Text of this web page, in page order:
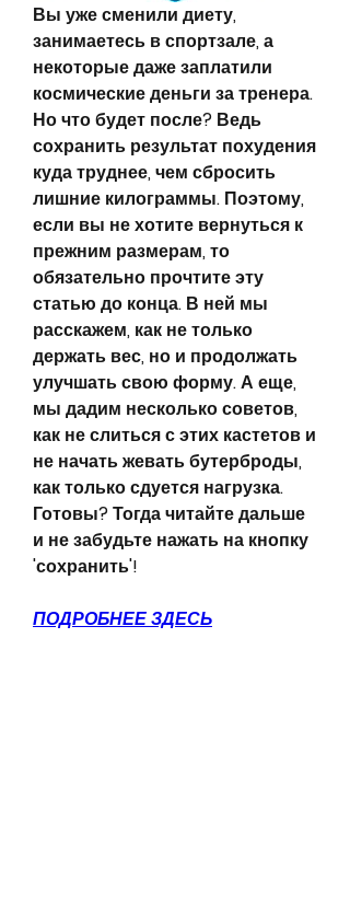
Вы уже сменили диету,
занимаетесь в спортзале, а
некоторые даже заплатили
космические деньги за тренера.
Но что будет после? Ведь
сохранить результат похудения
куда труднее, чем сбросить
лишние килограммы. Поэтому,
если вы не хотите вернуться к
прежним размерам, то
обязательно прочтите эту
статью до конца. В ней мы
расскажем, как не только
держать вес, но и продолжать
улучшать свою форму. А еще,
мы дадим несколько советов,
как не слиться с этих кастетов и
не начать жевать бутерброды,
как только сдуется нагрузка.
Готовы? Тогда читайте дальше
и не забудьте нажать на кнопку
'сохранить'!
ПОДРОБНЕЕ ЗДЕСЬ